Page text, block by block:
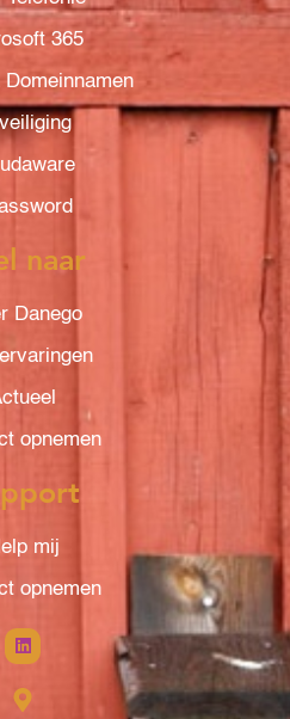
365
Domeinnamen
naar
Danego
opnemen
mij
opnemen